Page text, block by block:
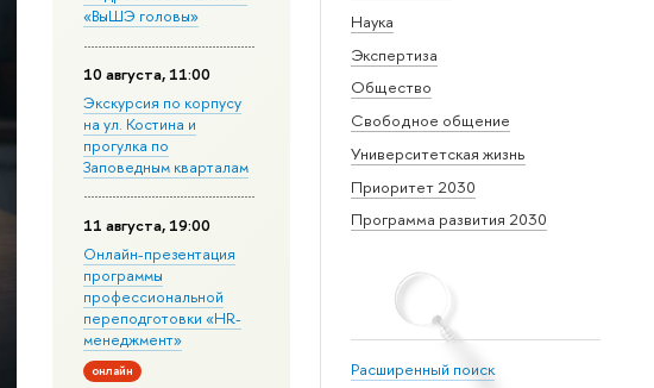
Наука
Экспертиза
Общество
Свободное общение
Университетская жизнь
Приоритет 2030
Программа развития 2030
Расширенный поиск
«ВыШЭ головы»
10 августа, 11:00
Экскурсия по корпусу
на ул. Костина и
прогулка по
Заповедным кварталам
11 августа, 19:00
Онлайн-презентация
программы
профессиональной
переподготовки «HR-
менеджмент»
онлайн